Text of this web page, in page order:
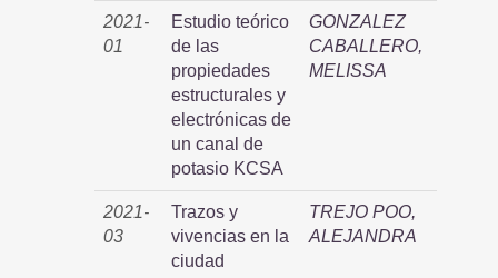
2021-
01
Estudio teórico
de las
propiedades
estructurales y
electrónicas de
un canal de
potasio KCSA
GONZALEZ
CABALLERO,
MELISSA
2021-
03
Trazos y
vivencias en la
ciudad
TREJO POO,
ALEJANDRA